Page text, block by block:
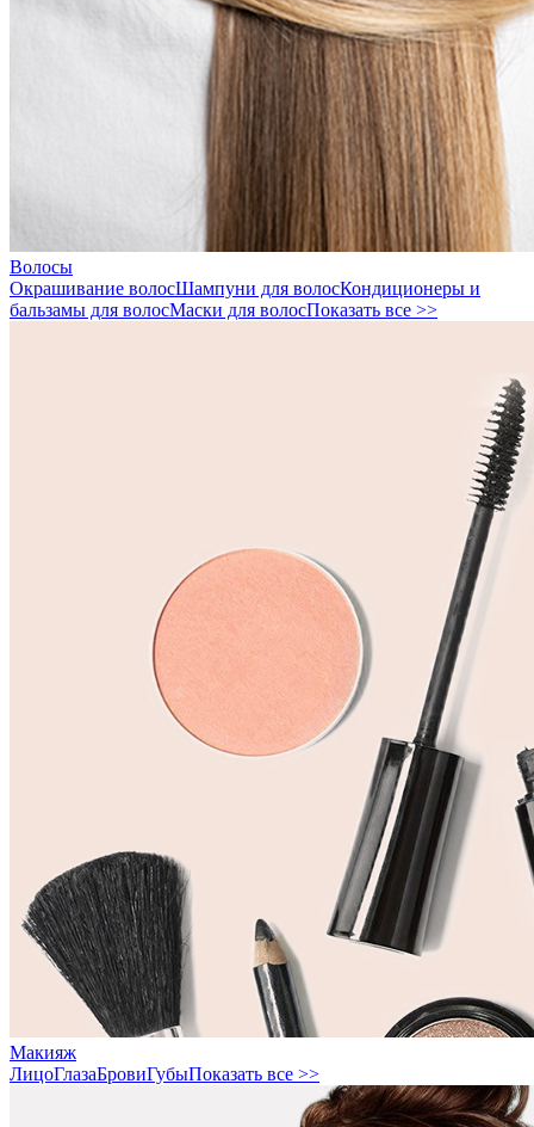
Волосы
Окрашивание волосШампуни для волосКондиционеры и
бальзамы для волосМаски для волосПоказать все >>
Макияж
ЛицоГлазаБровиГубыПоказать все >>